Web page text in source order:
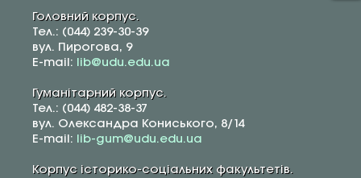
Головний корпус.
Тел.: (044) 239-30-39
вул. Пирогова, 9
E-mail:
lib@udu.edu.ua
Гуманітарний корпус.
Тел.: (044) 482-38-37
вул. Олександра Кониського, 8/14
E-mail:
lib-gum@udu.edu.ua
Корпус історико-соціальних факультетів.